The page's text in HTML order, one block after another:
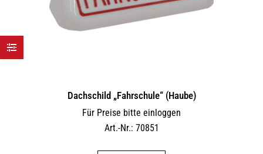
Dachschild „Fahrschule“ (Haube)
Für Preise bitte einloggen
Art.-Nr.: 70851